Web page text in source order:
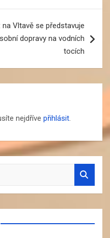
Vltavě se představuje
dopravy na vodních
tocích
nejdříve přihlásit.